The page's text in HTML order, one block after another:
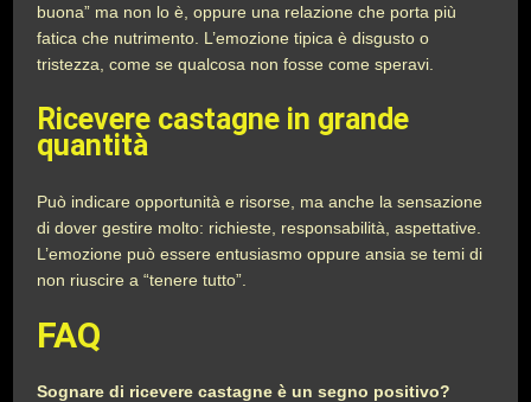
buona” ma non lo è, oppure una relazione che porta più
fatica che nutrimento. L’emozione tipica è disgusto o
tristezza, come se qualcosa non fosse come speravi.
Ricevere castagne in grande
quantità
Può indicare opportunità e risorse, ma anche la sensazione
di dover gestire molto: richieste, responsabilità, aspettative.
L’emozione può essere entusiasmo oppure ansia se temi di
non riuscire a “tenere tutto”.
FAQ
Sognare di ricevere castagne è un segno positivo?